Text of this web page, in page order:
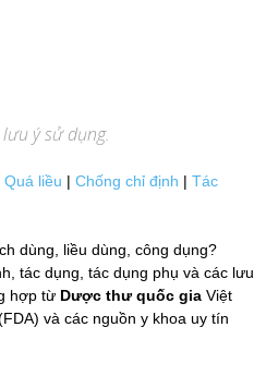
ý sử dụng.
Quá liều | Chống chỉ định | Tác
dùng, liều dùng, công dụng?
tác dụng, tác dụng phụ và các lưu
hợp từ Dược thư quốc gia Việt
và các nguồn y khoa uy tín